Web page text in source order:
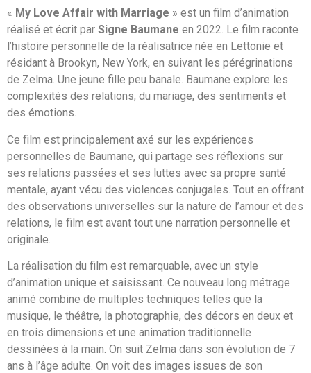
« My Love Affair with Marriage » est un film d’animation
réalisé et écrit par Signe Baumane en 2022. Le film raconte
l’histoire personnelle de la réalisatrice née en Lettonie et
résidant à Brookyn, New York, en suivant les pérégrinations
de Zelma. Une jeune fille peu banale. Baumane explore les
complexités des relations, du mariage, des sentiments et
des émotions.
Ce film est principalement axé sur les expériences
personnelles de Baumane, qui partage ses réflexions sur
ses relations passées et ses luttes avec sa propre santé
mentale, ayant vécu des violences conjugales. Tout en offrant
des observations universelles sur la nature de l’amour et des
relations, le film est avant tout une narration personnelle et
originale.
La réalisation du film est remarquable, avec un style
d’animation unique et saisissant. Ce nouveau long métrage
animé combine de multiples techniques telles que la
musique, le théâtre, la photographie, des décors en deux et
en trois dimensions et une animation traditionnelle
dessinées à la main. On suit Zelma dans son évolution de 7
ans à l’âge adulte. On voit des images issues de son